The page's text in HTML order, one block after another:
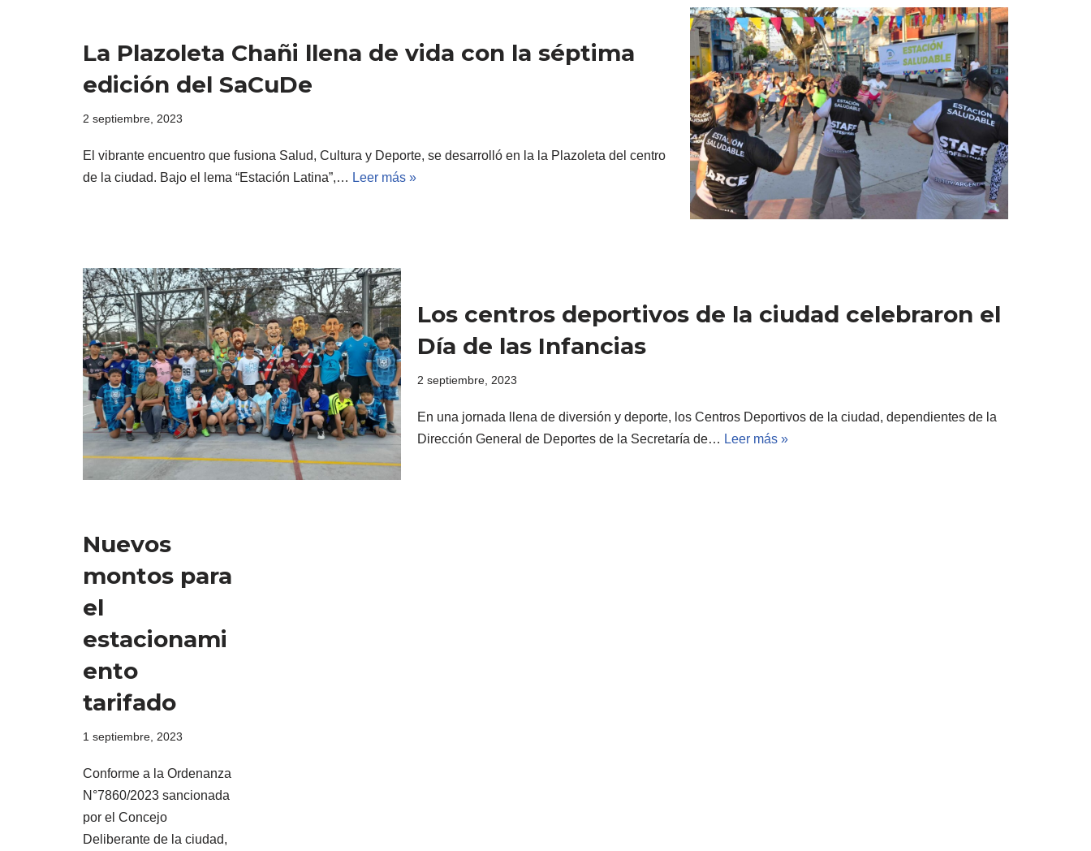
La Plazoleta Chañi llena de vida con la séptima
edición del SaCuDe
2 septiembre, 2023
El vibrante encuentro que fusiona Salud, Cultura y Deporte, se desarrolló en la la Plazoleta del centro
de la ciudad. Bajo el lema “Estación Latina”,… Leer más »
Los centros deportivos de la ciudad celebraron el
Día de las Infancias
2 septiembre, 2023
En una jornada llena de diversión y deporte, los Centros Deportivos de la ciudad, dependientes de la
Dirección General de Deportes de la Secretaría de… Leer más »
Nuevos
montos para
el
estacionami
ento
tarifado
1 septiembre, 2023
Conforme a la Ordenanza
N°7860/2023 sancionada
por el Concejo
Deliberante de la ciudad,